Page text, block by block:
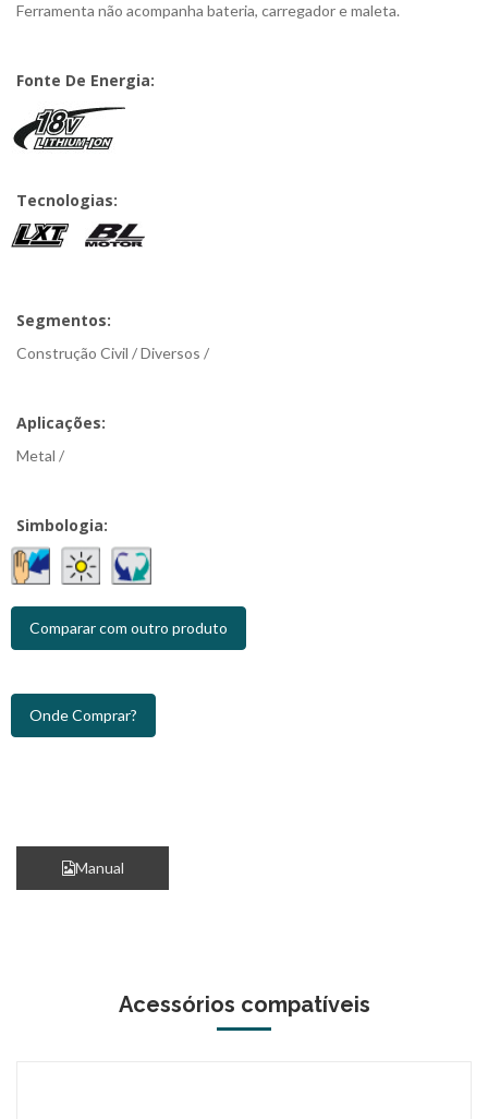
Ferramenta não acompanha bateria, carregador e maleta.
Fonte De Energia:
Tecnologias:
Segmentos:
Construção Civil / Diversos /
Aplicações:
Metal /
Simbologia:
Comparar com outro produto
Onde Comprar?
Manual
Acessórios compatíveis